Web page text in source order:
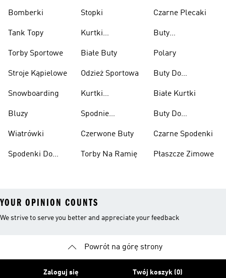
Bomberki
Tank Topy
Torby Sportowe
Stroje Kąpielowe
Snowboarding
Bluzy
Wiatrówki
Spodenki Do
Stopki
Kurtki
Białe Buty
Odzież Sportowa
Kurtki
Spodnie
Czerwone Buty
Torby Na Ramię
Czarne Plecaki
Buty
Polary
Buty Do
Ciężarów
Białe Kurtki
Buty Do
Czarne Spodenki
Płaszcze Zimowe
YOUR OPINION COUNTS
We strive to serve you better and appreciate your feedback
Powrót na górę strony
Zaloguj się Twój koszyk (0)